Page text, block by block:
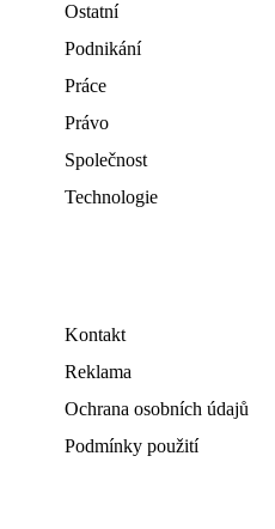
Ostatní
Podnikání
Práce
Právo
Společnost
Technologie
Kontakt
Reklama
Ochrana osobních údajů
Podmínky použití